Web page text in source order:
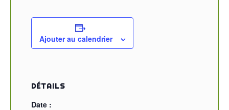
Ajouter au calendrier
DÉTAILS
Date :